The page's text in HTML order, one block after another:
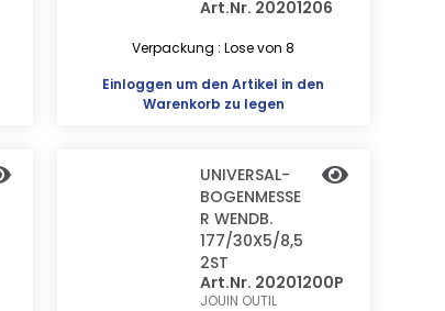
Art.Nr. 20201206
Verpackung : Lose von 8
Einloggen um den Artikel in den
Warenkorb zu legen
UNIVERSAL-
BOGENMESSE
R WENDB.
177/30X5/8,5
2ST
Art.Nr. 20201200P
JOUIN OUTIL